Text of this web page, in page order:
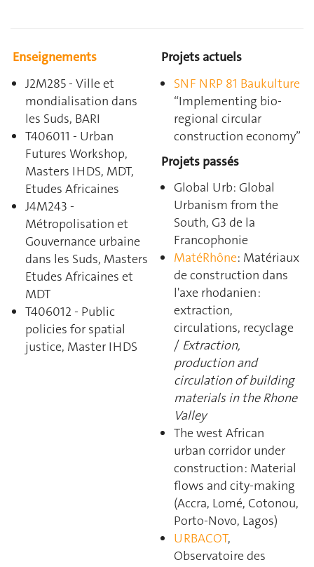
Enseignements
J2M285 - Ville et
mondialisation dans
les Suds, BARI
T406011 - Urban
Futures Workshop,
Masters IHDS, MDT,
Etudes Africaines
J4M243 -
Métropolisation et
Gouvernance urbaine
dans les Suds, Masters
Etudes Africaines et
MDT
T406012 - Public
policies for spatial
justice, Master IHDS
Projets actuels
SNF NRP 81 Baukulture
“Implementing bio-
regional circular
construction economy”
Projets passés
Global Urb: Global
Urbanism from the
South, G3 de la
Francophonie
MatéRhône: Matériaux
de construction dans
l'axe rhodanien :
extraction,
circulations, recyclage
/ Extraction,
production and
circulation of building
materials in the Rhone
Valley
The west African
urban corridor under
construction : Material
flows and city-making
(Accra, Lomé, Cotonou,
Porto-Novo, Lagos)
URBACOT,
Observatoire des